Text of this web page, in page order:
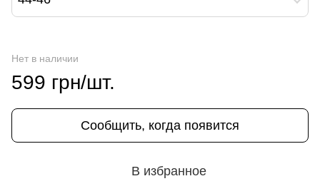
Нет в наличии
599 грн/шт.
Сообщить, когда появится
В избранное